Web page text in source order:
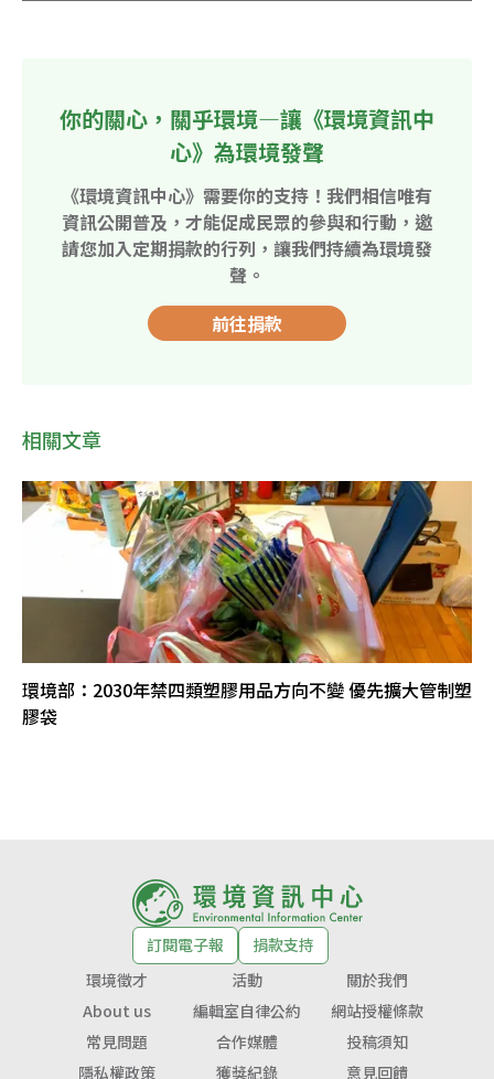
你的關心，關乎環境—讓《環境資訊中
心》為環境發聲
《環境資訊中心》需要你的支持！我們相信唯有
資訊公開普及，才能促成民眾的參與和行動，邀
請您加入定期捐款的行列，讓我們持續為環境發
聲。
前往捐款
相關文章
環境部：2030年禁四類塑膠用品方向不變 優先擴大管制塑
膠袋
訂閱電子報
捐款支持
環境徵才
活動
關於我們
About us
編輯室自律公約
網站授權條款
常見問題
合作媒體
投稿須知
隱私權政策
獲獎紀錄 意見回饋